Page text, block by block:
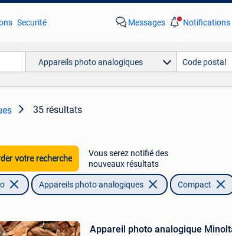
Securité Messages Notifications
Appareils photo analogiques
35 résultats
votre recherche
Vous serez notifié des
nouveaux résultats
Appareils photo analogiques Compact
Appareil photo analogique